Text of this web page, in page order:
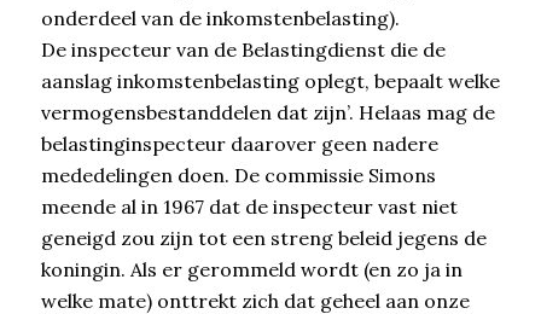
onderdeel van de inkomstenbelasting).
De inspecteur van de Belastingdienst die de
aanslag inkomstenbelasting oplegt, bepaalt welke
vermogensbestanddelen dat zijn’. Helaas mag de
belastinginspecteur daarover geen nadere
mededelingen doen. De commissie Simons
meende al in 1967 dat de inspecteur vast niet
geneigd zou zijn tot een streng beleid jegens de
koningin. Als er gerommeld wordt (en zo ja in
welke mate) onttrekt zich dat geheel aan onze